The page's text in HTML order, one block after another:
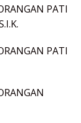
PATI
PATI